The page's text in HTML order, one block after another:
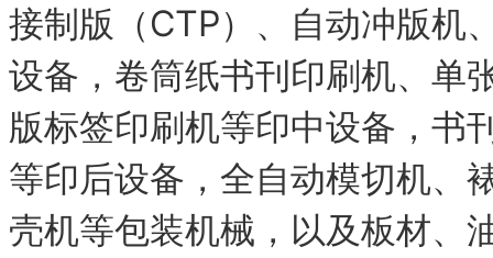
接制版（CTP）、自动冲版机
设备，卷筒纸书刊印刷机、单
版标签印刷机等印中设备，书
等印后设备，全自动模切机、
壳机等包装机械，以及板材、